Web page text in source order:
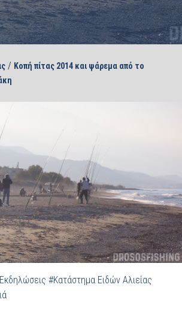
/ Κοπή πίτας 2014 και ψάρεμα από το
#Κατάστημα Ειδών Αλιείας